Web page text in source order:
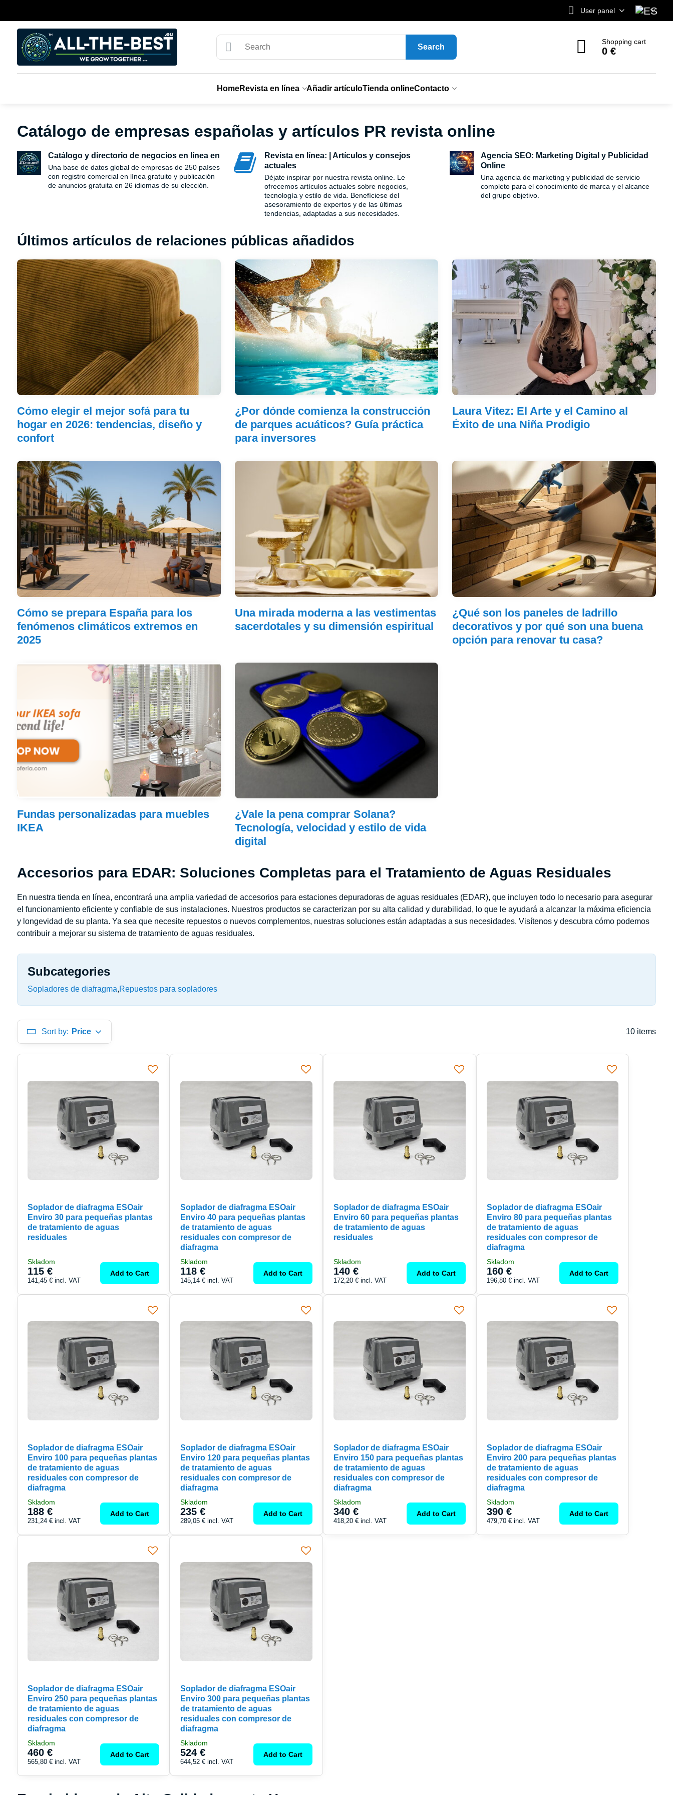
User panel
Search
Shopping cart
0 €
HomeRevista en línea Añadir artículoTienda onlineContacto
Catálogo de empresas españolas y artículos PR revista online
Catálogo y directorio de negocios en línea en
Una base de datos global de empresas de 250 países
con registro comercial en línea gratuito y publicación
de anuncios gratuita en 26 idiomas de su elección.
Revista en línea: | Artículos y consejos
actuales
Déjate inspirar por nuestra revista online. Le
ofrecemos artículos actuales sobre negocios,
tecnología y estilo de vida. Benefíciese del
asesoramiento de expertos y de las últimas
tendencias, adaptadas a sus necesidades.
Agencia SEO: Marketing Digital y Publicidad
Online
Una agencia de marketing y publicidad de servicio
completo para el conocimiento de marca y el alcance
del grupo objetivo.
Últimos artículos de relaciones públicas añadidos
Cómo elegir el mejor sofá para tu
hogar en 2026: tendencias, diseño y
confort
¿Por dónde comienza la construcción
de parques acuáticos? Guía práctica
para inversores
Laura Vitez: El Arte y el Camino al
Éxito de una Niña Prodigio
Cómo se prepara España para los
fenómenos climáticos extremos en
2025
Una mirada moderna a las vestimentas
sacerdotales y su dimensión espiritual
¿Qué son los paneles de ladrillo
decorativos y por qué son una buena
opción para renovar tu casa?
Fundas personalizadas para muebles
IKEA
¿Vale la pena comprar Solana?
Tecnología, velocidad y estilo de vida
digital
Accesorios para EDAR: Soluciones Completas para el Tratamiento de Aguas Residuales
En nuestra tienda en línea, encontrará una amplia variedad de accesorios para estaciones depuradoras de aguas residuales (EDAR), que incluyen todo lo necesario para asegurar
el funcionamiento eficiente y confiable de sus instalaciones. Nuestros productos se caracterizan por su alta calidad y durabilidad, lo que le ayudará a alcanzar la máxima eficiencia
y longevidad de su planta. Ya sea que necesite repuestos o nuevos complementos, nuestras soluciones están adaptadas a sus necesidades. Visítenos y descubra cómo podemos
contribuir a mejorar su sistema de tratamiento de aguas residuales.
Subcategories
Sopladores de diafragma Repuestos para sopladores
Sort by: Price 10 items
Soplador de diafragma ESOair
Enviro 30 para pequeñas plantas
de tratamiento de aguas
residuales
Skladom
115 €
141,45 € incl. VAT
Add to Cart
Soplador de diafragma ESOair
Enviro 40 para pequeñas plantas
de tratamiento de aguas
residuales con compresor de
diafragma
Skladom
118 €
145,14 €incl. VAT
Add to Cart
Soplador de diafragma ESOair
Enviro 60 para pequeñas plantas
de tratamiento de aguas
residuales
Skladom
140 €
172,20 € incl. VAT
Add to Cart
Soplador de diafragma ESOair
Enviro 80 para pequeñas plantas
de tratamiento de aguas
residuales con compresor de
diafragma
Skladom
160 €
196,80 € incl. VAT
Add to Cart
Soplador de diafragma ESOair
Enviro 100 para pequeñas plantas
de tratamiento de aguas
residuales con compresor de
diafragma
Skladom
188 €
231,24 € incl. VAT
Add to Cart
Soplador de diafragma ESOair
Enviro 120 para pequeñas plantas
de tratamiento de aguas
residuales con compresor de
diafragma
Skladom
235 €
289,05 €incl. VAT
Add to Cart
Soplador de diafragma ESOair
Enviro 150 para pequeñas plantas
de tratamiento de aguas
residuales con compresor de
diafragma
Skladom
340 €
418,20 € incl. VAT
Add to Cart
Soplador de diafragma ESOair
Enviro 200 para pequeñas plantas
de tratamiento de aguas
residuales con compresor de
diafragma
Skladom
390 €
479,70 € incl. VAT
Add to Cart
Soplador de diafragma ESOair
Enviro 250 para pequeñas plantas
de tratamiento de aguas
residuales con compresor de
diafragma
Skladom
460 €
565,80 € incl. VAT
Add to Cart
Soplador de diafragma ESOair
Enviro 300 para pequeñas plantas
de tratamiento de aguas
residuales con compresor de
diafragma
Skladom
524 €
644,52 €incl. VAT
Add to Cart